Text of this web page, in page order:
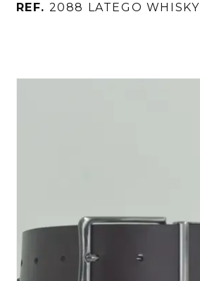
REF. 2088 LATEGO WHISKY